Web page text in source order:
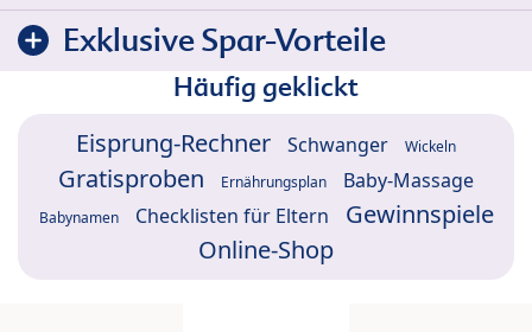
Exklusive Spar-Vorteile
Häufig geklickt
Eisprung-Rechner Schwanger Wickeln
Gratisproben Ernährungsplan Baby-Massage
Babynamen Checklisten für Eltern
Gewinnspiele
Online-Shop